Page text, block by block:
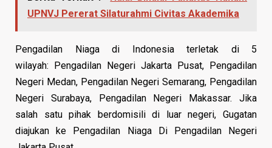
UPNVJ Pererat Silaturahmi Civitas Akademika
Pengadilan Niaga di Indonesia terletak di 5
wilayah: Pengadilan Negeri Jakarta Pusat, Pengadilan
Negeri Medan, Pengadilan Negeri Semarang, Pengadilan
Negeri Surabaya, Pengadilan Negeri Makassar. Jika
salah satu pihak berdomisili di luar negeri, Gugatan
diajukan ke Pengadilan Niaga Di Pengadilan Negeri